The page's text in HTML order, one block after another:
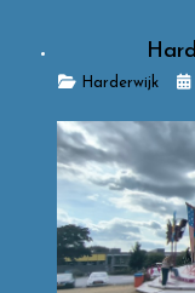
DetailsHarderwijk